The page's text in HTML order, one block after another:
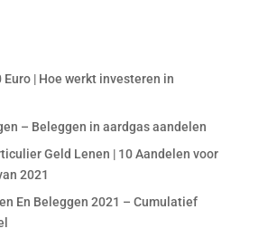
| Hoe werkt investeren in
– Beleggen in aardgas aandelen
Geld Lenen | 10 Aandelen voor
2021
En Beleggen 2021 – Cumulatief